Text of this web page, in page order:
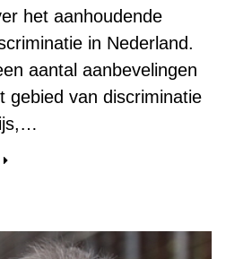
het aanhoudende
in Nederland.
aantal aanbevelingen
gebied van discriminatie